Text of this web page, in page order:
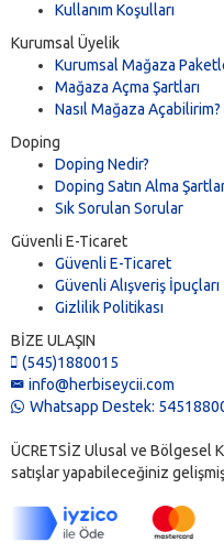
Kullanım Koşulları
Kurumsal Üyelik
Kurumsal Mağaza
Mağaza Açma Şartları
Nasıl Mağaza Açabilirim?
Doping
Doping Nedir?
Doping Satın Alma
Sık Sorulan Sorular
Güvenli E-Ticaret
Güvenli E-Ticaret
Güvenli Alışveriş İpuçları
Gizlilik Politikası
BİZE ULAŞIN
(545)1880015
info@herbiseycii.com
Whatsapp Destek:
ÜCRETSİZ Ulusal ve Bölgesel
satışlar yapabileceğiniz